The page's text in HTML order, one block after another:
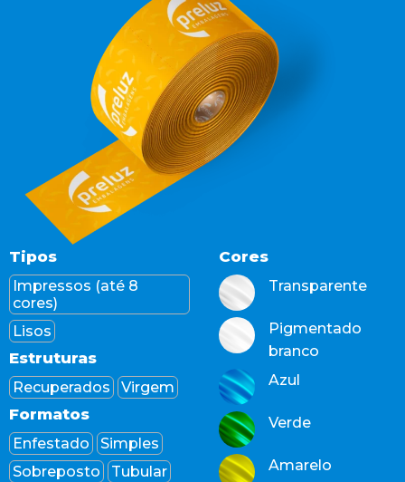
Tipos
Impressos (até 8
cores)
Lisos
Estruturas
Recuperados Virgem
Formatos
Enfestado
Simples
Sobreposto
Tubular
Cores
Transparente
Pigmentado
branco
Azul
Verde
Amarelo